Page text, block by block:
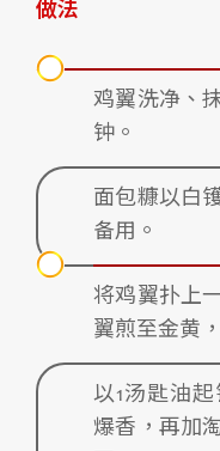
做法
鸡翼洗净、
钟。
面包糠以白
备用。
将鸡翼扑上
翼煎至金黄
以1汤匙油
爆香，再加